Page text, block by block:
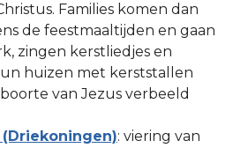
Families komen dan
de feestmaaltijden en gaan
zingen kerstliedjes en
huizen met kerststallen
van Jezus verbeeld
(Driekoningen): viering van